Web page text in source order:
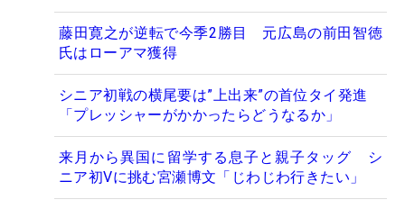
藤田寛之が逆転で今季2勝目 元広島の前田智徳
氏はローアマ獲得
シニア初戦の横尾要は”上出来”の首位タイ発進
「プレッシャーがかかったらどうなるか」
来月から異国に留学する息子と親子タッグ シ
ニア初Vに挑む宮瀬博文「じわじわ行きたい」